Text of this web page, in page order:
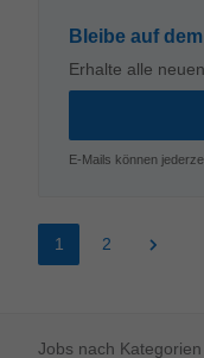
Bleibe auf
Erhalte alle
E-Mails können
1 2
Jobs nach Kategorien